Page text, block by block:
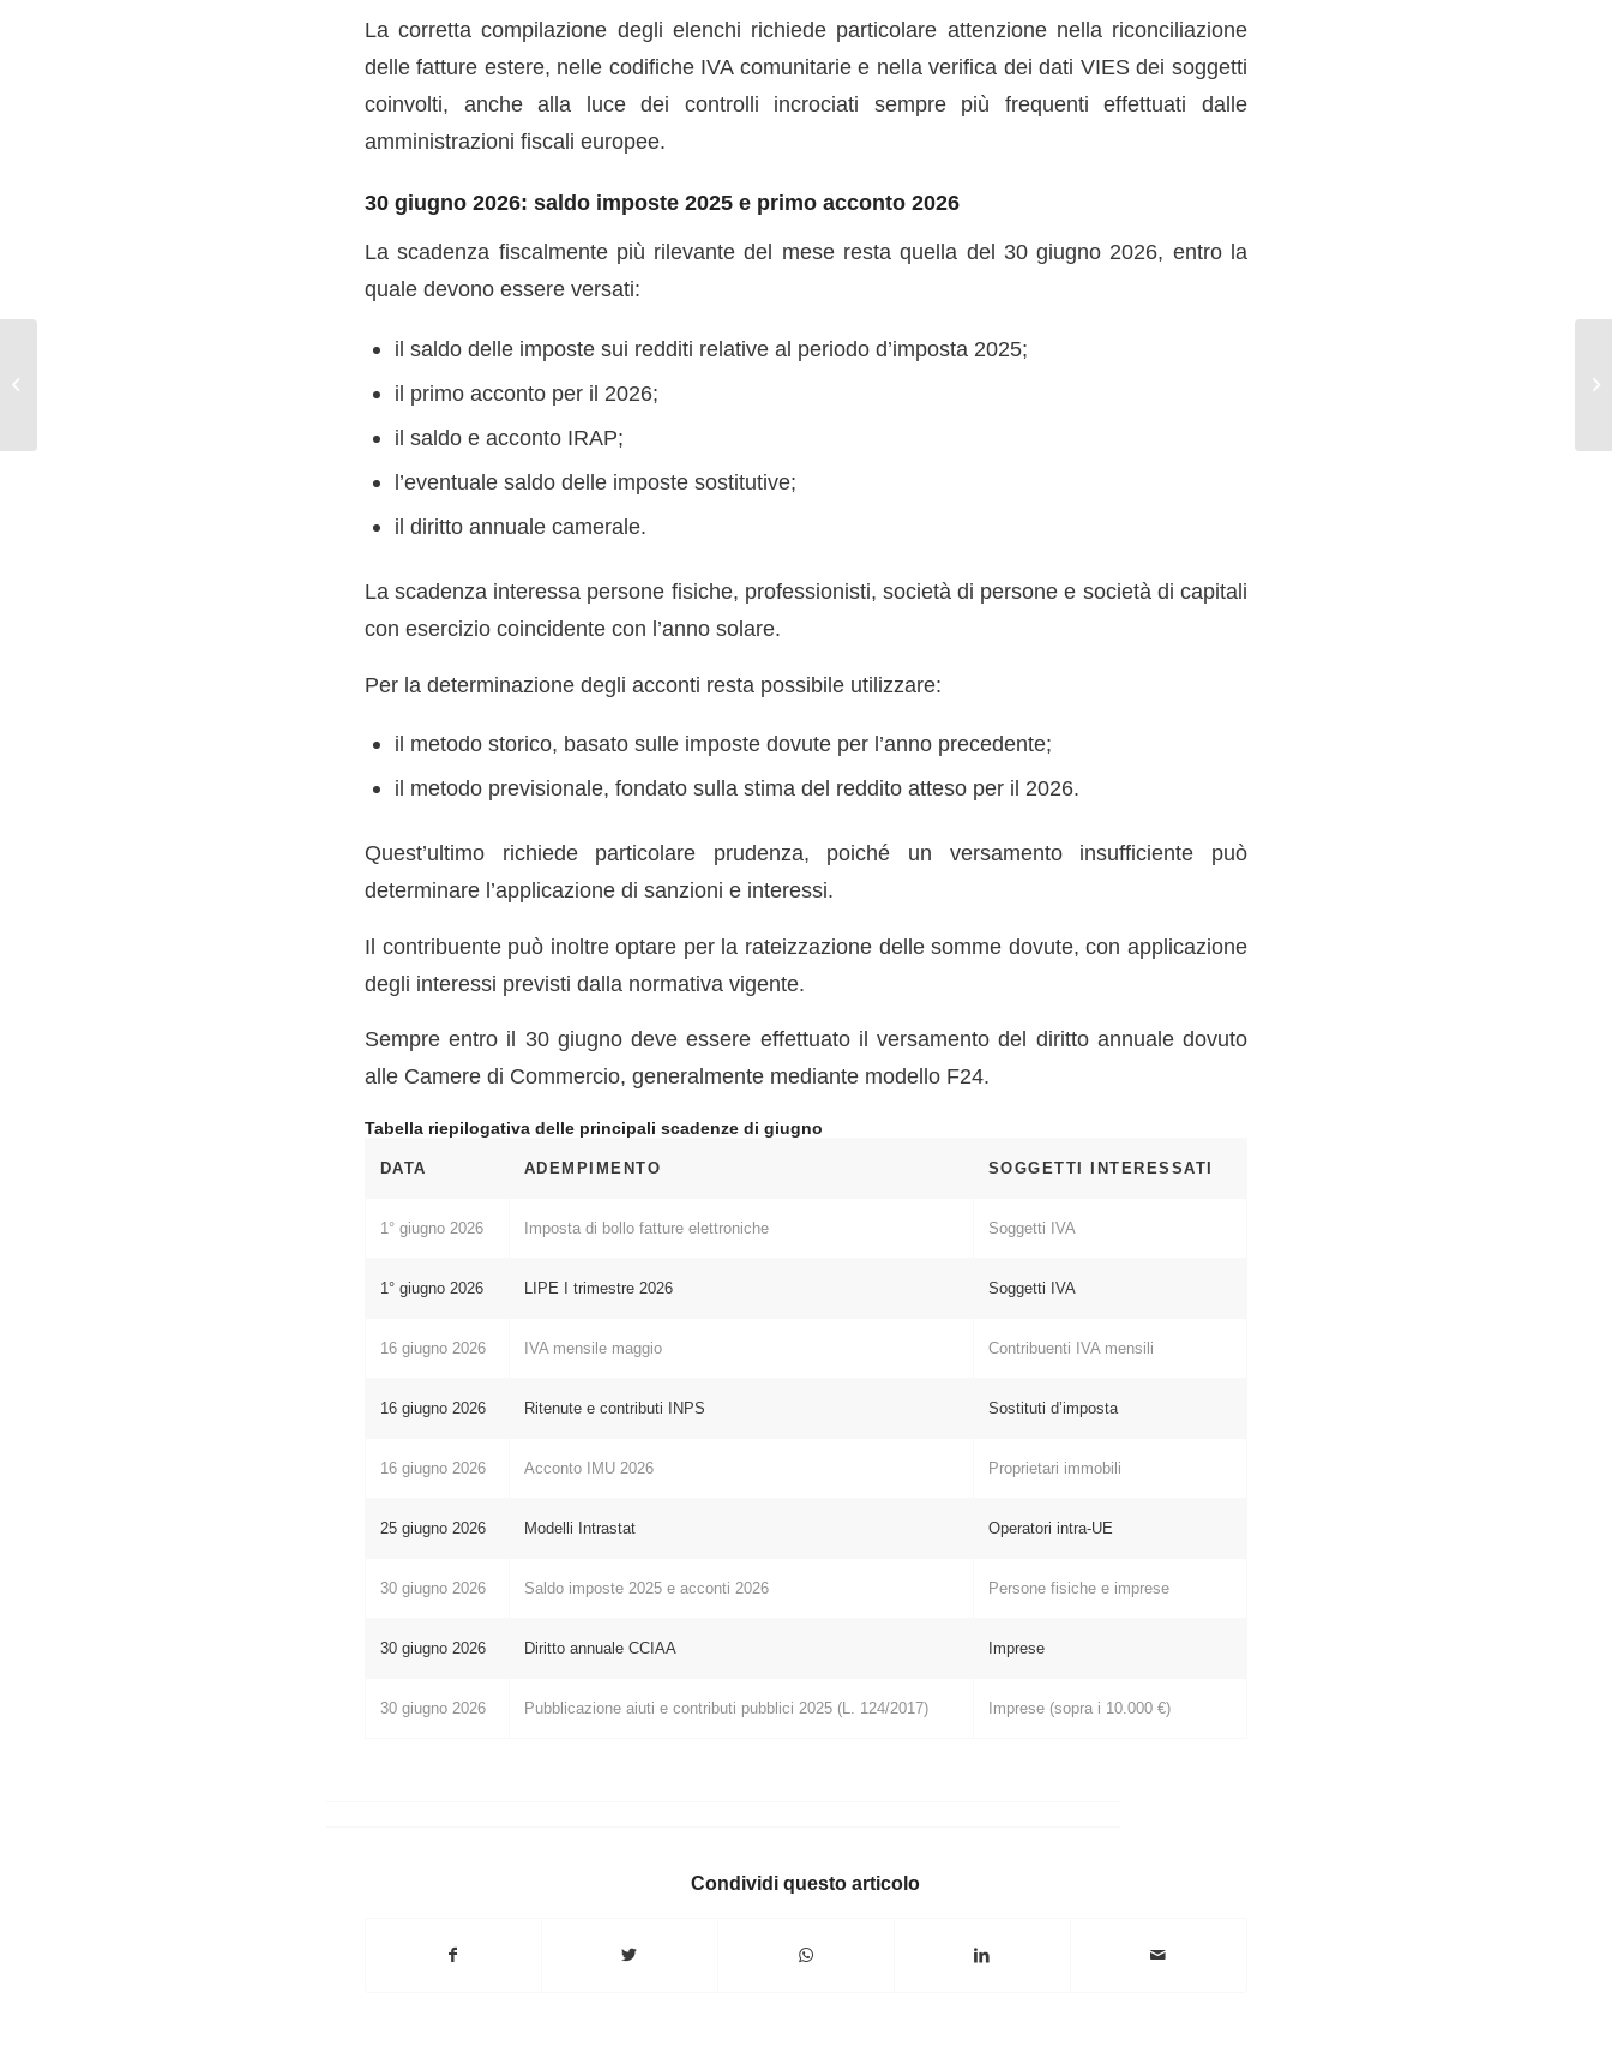
La corretta compilazione degli elenchi richiede particolare attenzione nella riconciliazione
delle fatture estere, nelle codifiche IVA comunitarie e nella verifica dei dati VIES dei soggetti
coinvolti, anche alla luce dei controlli incrociati sempre più frequenti effettuati dalle
amministrazioni fiscali europee.
30 giugno 2026: saldo imposte 2025 e primo acconto 2026
La scadenza fiscalmente più rilevante del mese resta quella del 30 giugno 2026, entro la
quale devono essere versati:
il saldo delle imposte sui redditi relative al periodo d’imposta 2025;
il primo acconto per il 2026;
il saldo e acconto IRAP;
l’eventuale saldo delle imposte sostitutive;
il diritto annuale camerale.
La scadenza interessa persone fisiche, professionisti, società di persone e società di capitali
con esercizio coincidente con l’anno solare.
Per la determinazione degli acconti resta possibile utilizzare:
il metodo storico, basato sulle imposte dovute per l’anno precedente;
il metodo previsionale, fondato sulla stima del reddito atteso per il 2026.
Quest’ultimo richiede particolare prudenza, poiché un versamento insufficiente può
determinare l’applicazione di sanzioni e interessi.
Il contribuente può inoltre optare per la rateizzazione delle somme dovute, con applicazione
degli interessi previsti dalla normativa vigente.
Sempre entro il 30 giugno deve essere effettuato il versamento del diritto annuale dovuto
alle Camere di Commercio, generalmente mediante modello F24.
Tabella riepilogativa delle principali scadenze di giugno
DATA ADEMPIMENTO SOGGETTI INTERESSATI
1° giugno 2026 Imposta di bollo fatture elettroniche Soggetti IVA
1° giugno 2026 LIPE I trimestre 2026 Soggetti IVA
16 giugno 2026 IVA mensile maggio Contribuenti IVA mensili
16 giugno 2026 Ritenute e contributi INPS Sostituti d’imposta
16 giugno 2026 Acconto IMU 2026 Proprietari immobili
25 giugno 2026 Modelli Intrastat Operatori intra-UE
30 giugno 2026 Saldo imposte 2025 e acconti 2026 Persone fisiche e imprese
30 giugno 2026 Diritto annuale CCIAA Imprese
30 giugno 2026 Pubblicazione aiuti e contributi pubblici 2025 (L. 124/2017) Imprese (sopra i 10.000 €)
Condividi questo articolo